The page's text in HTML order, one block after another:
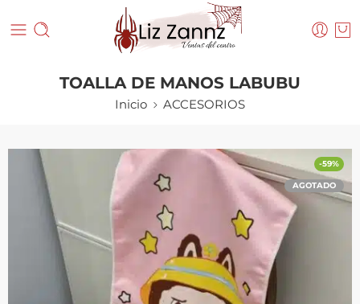
TOALLA DE MANOS LABUBU
Inicio ACCESORIOS
-59%
AGOTADO